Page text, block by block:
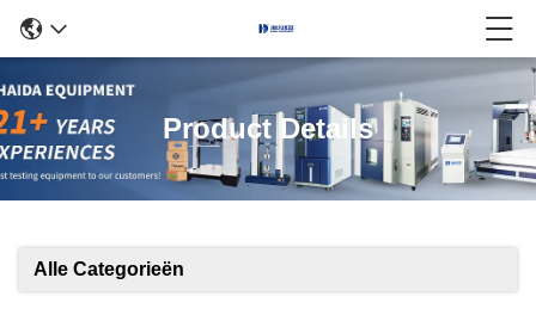
Product Details
Alle Categorieën